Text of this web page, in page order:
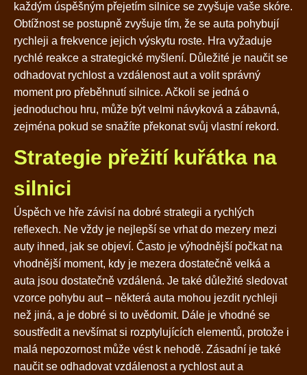
každým úspěšným přejetím silnice se zvyšuje vaše skóre.
Obtížnost se postupně zvyšuje tím, že se auta pohybují
rychleji a frekvence jejich výskytu roste. Hra vyžaduje
rychlé reakce a strategické myšlení. Důležité je naučit se
odhadovat rychlost a vzdálenost aut a volit správný
moment pro přeběhnutí silnice. Ačkoli se jedná o
jednoduchou hru, může být velmi návyková a zábavná,
zejména pokud se snažíte překonat svůj vlastní rekord.
Strategie přežití kuřátka na
silnici
Úspěch ve hře závisí na dobré strategii a rychlých
reflexech. Ne vždy je nejlepší se vrhat do mezery mezi
auty ihned, jak se objeví. Často je výhodnější počkat na
vhodnější moment, kdy je mezera dostatečně velká a
auta jsou dostatečně vzdálená. Je také důležité sledovat
vzorce pohybu aut – některá auta mohou jezdit rychleji
než jiná, a je dobré si to uvědomit. Dále je vhodné se
soustředit a nevšímat si rozptylujících elementů, protože i
malá nepozornost může vést k nehodě. Zásadní je také
naučit se odhadovat vzdálenost a rychlost aut a